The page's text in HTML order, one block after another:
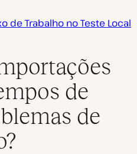
de Trabalho no Teste Local
de
de